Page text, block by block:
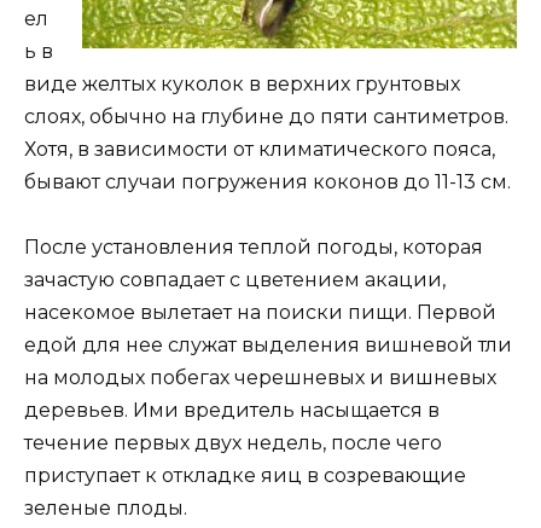
ел
ь в
виде желтых куколок в верхних грунтовых
слоях, обычно на глубине до пяти сантиметров.
Хотя, в зависимости от климатического пояса,
бывают случаи погружения коконов до 11-13 см.
После установления теплой погоды, которая
зачастую совпадает с цветением акации,
насекомое вылетает на поиски пищи. Первой
едой для нее служат выделения вишневой тли
на молодых побегах черешневых и вишневых
деревьев. Ими вредитель насыщается в
течение первых двух недель, после чего
приступает к откладке яиц в созревающие
зеленые плоды.